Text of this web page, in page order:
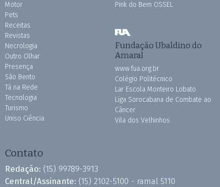
Motor
Pets
Receitas
Revistas
Necrologia
Outro Olhar
Presença
São Bento
Tá na Rede
Tecnologia
Turismo
Uniso Ciência
Pink do Bem OSSEL
Fundação Ubaldino do
Amaral
www.fua.org.br
Colégio Politécnico
Lar Escola Monteiro Lobato
Liga Sorocabana de Combate ao
Câncer
Vila dos Velhinhos
Contato
Redação: (15) 99789-3913
Central/Assinante: (15) 2102-5100 - ramal 5110